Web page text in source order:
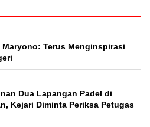
Terus Menginspirasi
Dua Lapangan Padel di
Kejari Diminta Periksa Petugas